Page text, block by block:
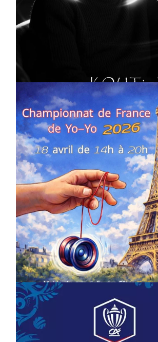
CULTURE
Artiste W2R : Jean Luc
On
COMPÉTITIONS CULTURE EN FAMILLE JEUNESSE
Championnat de France
le 18 avril – Paris 14e
On18/03/2026byWebmaster2Risi